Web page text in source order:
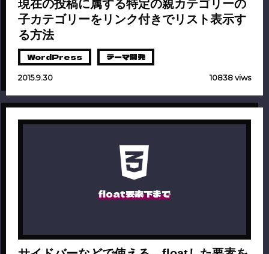
現在の投稿に属する特定の親カテゴリーの
子カテゴリーをリンク付きでリスト表示す
る方法
WordPress テーマ開発
2015.9.30 10838 viws
float要素下まで